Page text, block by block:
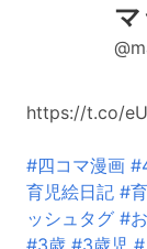
https://t.co/
#四コマ漫画
育児絵日記 #
ッシュタグ #